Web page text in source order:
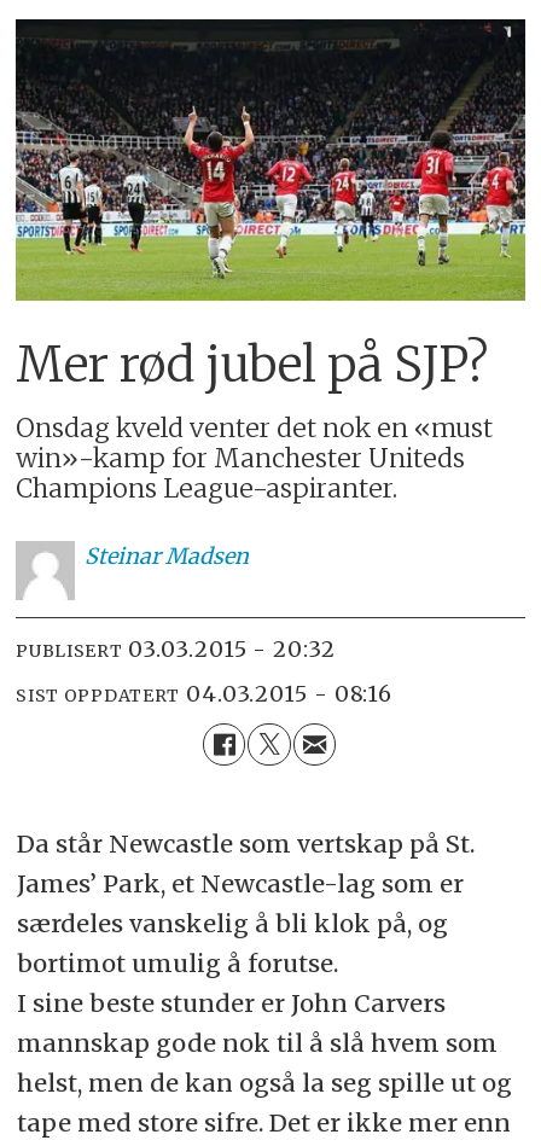
Mer rød jubel på SJP?
Onsdag kveld venter det nok en «must
win»-kamp for Manchester Uniteds
Champions League-aspiranter.
SteinarMadsen
PUBLISERT 03.03.2015 - 20:32
SIST OPPDATERT 04.03.2015 - 08:16
Da står Newcastle som vertskap på St.
James’ Park, et Newcastle-lag som er
særdeles vanskelig å bli klok på, og
bortimot umulig å forutse.
I sine beste stunder er John Carvers
mannskap gode nok til å slå hvem som
helst, men de kan også la seg spille ut og
tape med store sifre. Det er ikke mer enn